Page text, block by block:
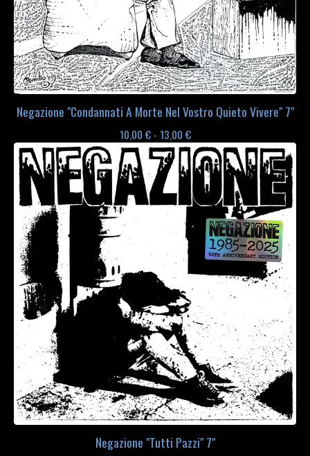
Negazione "Condannati A Morte Nel Vostro Quieto Vivere" 7"
10,00 €- 13,00 €
Negazione "Tutti Pazzi" 7"